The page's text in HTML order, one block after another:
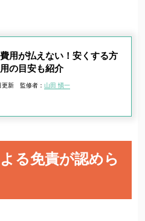
用が払えない！安くする方
の目安も紹介
更新 監修者： 山田 愼一
る免責が認めら